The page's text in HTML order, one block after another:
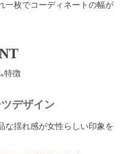
一枚でコーディネートの幅が
特徴
デザイン
な揺れ感が女性らしい印象を